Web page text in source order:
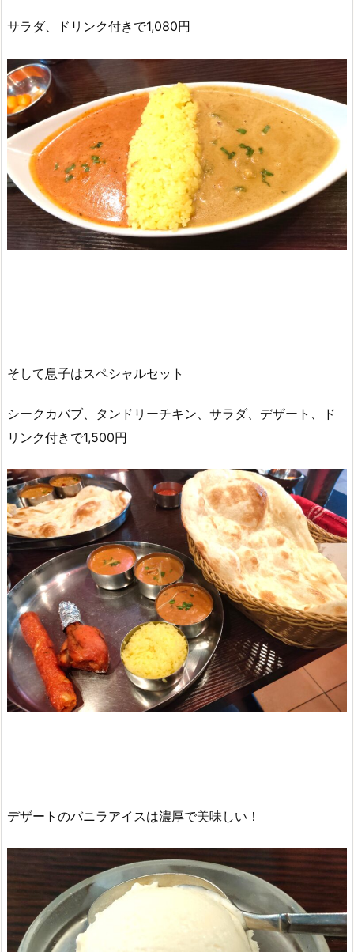
サラダ、ドリンク付きで1,080円
そして息子はスペシャルセット
シークカバブ、タンドリーチキン、サラダ、デザート、ド
リンク付きで1,500円
デザートのバニラアイスは濃厚で美味しい！